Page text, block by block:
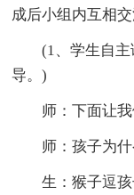
成后小组内互相交
(1、学生自主
导。)
师：下面让我
师：孩子为什
生：猴子逗孩